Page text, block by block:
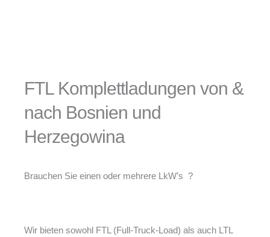
FTL Komplettladungen von &
nach Bosnien und
Herzegowina
Brauchen Sie einen oder mehrere LkW’s ?
Wir bieten sowohl FTL (Full-Truck-Load) als auch LTL